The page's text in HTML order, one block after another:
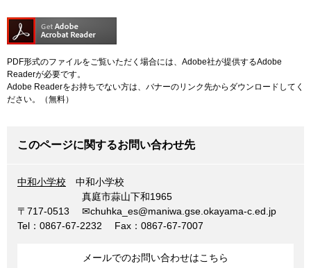
PDF形式のファイルをご覧いただく場合には、Adobe社が提供するAdobe
Readerが必要です。
Adobe Readerをお持ちでない方は、バナーのリンク先からダウンロードしてく
ださい。（無料）
このページに関するお問い合わせ先
中和小学校 中和小学校
〒717-0513
真庭市蒜山下和1965
✉chuhka_es@maniwa.gse.okayama-c.ed.jp
Tel：0867-67-2232
Fax：0867-67-7007
メールでのお問い合わせはこちら